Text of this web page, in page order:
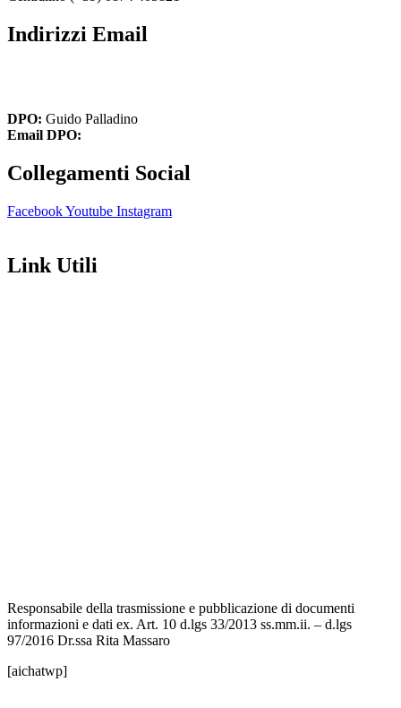
Indirizzi Email
DPO: Guido Palladino
Email DPO:
Collegamenti Social
FacebookYoutube Instagram
Link Utili
Responsabile della trasmissione e pubblicazione di documenti
informazioni e dati ex. Art. 10 d.lgs 33/2013 ss.mm.ii. – d.lgs
97/2016 Dr.ssa Rita Massaro
[aichatwp]